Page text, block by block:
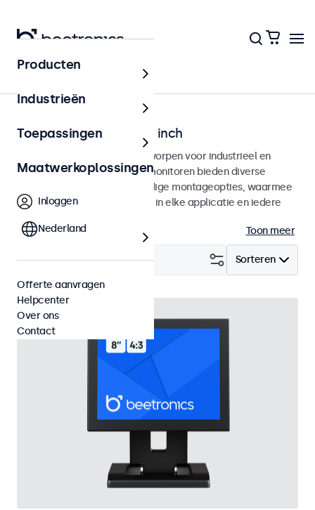
Home
Monitoren van 7 tot 32 inch
Professionele monitoren ontworpen voor industrieel en
commercieel gebruik. Deze monitoren bieden diverse
videoaansluitingen en veelzijdige montageopties, waarmee
ze naadloos te integreren zijn in elke applicatie en iedere
Toon meer
Sorteren
Filter (24)
Producten
Industrieën
Toepassingen
Maatwerkoplossingen
Inloggen
Nederland
Offerte aanvragen
Helpcenter
Over ons
Contact